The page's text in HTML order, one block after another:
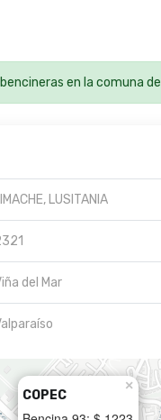
en la comuna de
LUSITANIA
del Mar
COPEC
×